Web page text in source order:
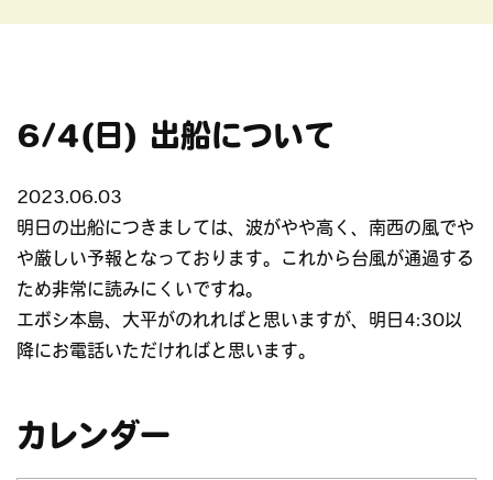
6/4(日) 出船について
2023.06.03
明日の出船につきましては、波がやや高く、南西の風でや
や厳しい予報となっております。これから台風が通過する
ため非常に読みにくいですね。
エボシ本島、大平がのれればと思いますが、明日4:30以
降にお電話いただければと思います。
カレンダー